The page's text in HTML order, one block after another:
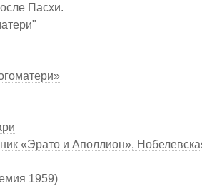
Пасхи.
«Эрато и Аполлион»,
1959)